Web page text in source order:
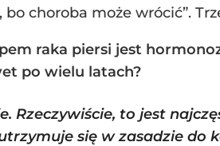
bo choroba może wrócić”.
raka piersi jest
po wielu latach?
Rzeczywiście, to jest
się w zasadzie do